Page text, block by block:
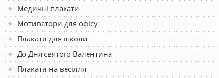
Медичні плакати
Мотиватори для офісу
Плакати для школи
До Дня святого Валентина
Плакати на весілля